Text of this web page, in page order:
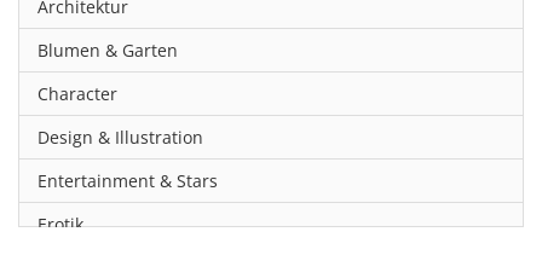
Architektur
Blumen & Garten
Character
Design & Illustration
Entertainment & Stars
Erotik